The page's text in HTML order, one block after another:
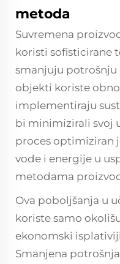
metoda
Suvremena
koristi sofisticirane
smanjuju potrošnju
objekti koriste
implementiraju
bi minimizirali svoj
proces optimiziran
vode i energije u
metodama
Ova poboljšanja u
koriste samo
ekonomski
Smanjena